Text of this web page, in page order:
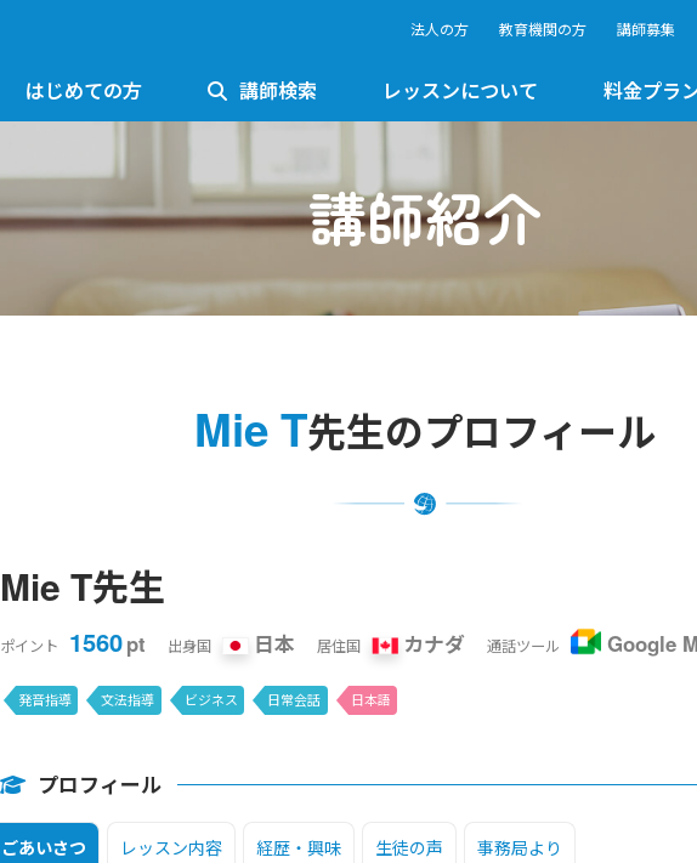
法人の方 教育機関の方 講師募集
はじめての方 講師検索 レッスンについて 料金プラ
講師紹介
Mie T先生のプロフィール
Mie T先生
ポイント 1560pt 出身国 日本 居住国 カナダ 通話ツール Google
発音指導 文法指導 ビジネス 日常会話 日本語
プロフィール
ごあいさつ レッスン内容 経歴・興味 生徒の声 事務局より